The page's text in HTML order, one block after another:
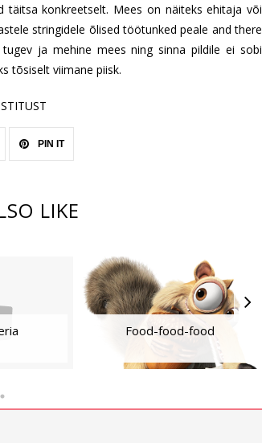
konkreetselt. Mees on näiteks ehitaja või
stringidele õlised töötunked peale and there
ja mehine mees ning sinna pildile ei sobi
tõsiselt viimane piisk.
PIN IT
LIKE
Food-food-food